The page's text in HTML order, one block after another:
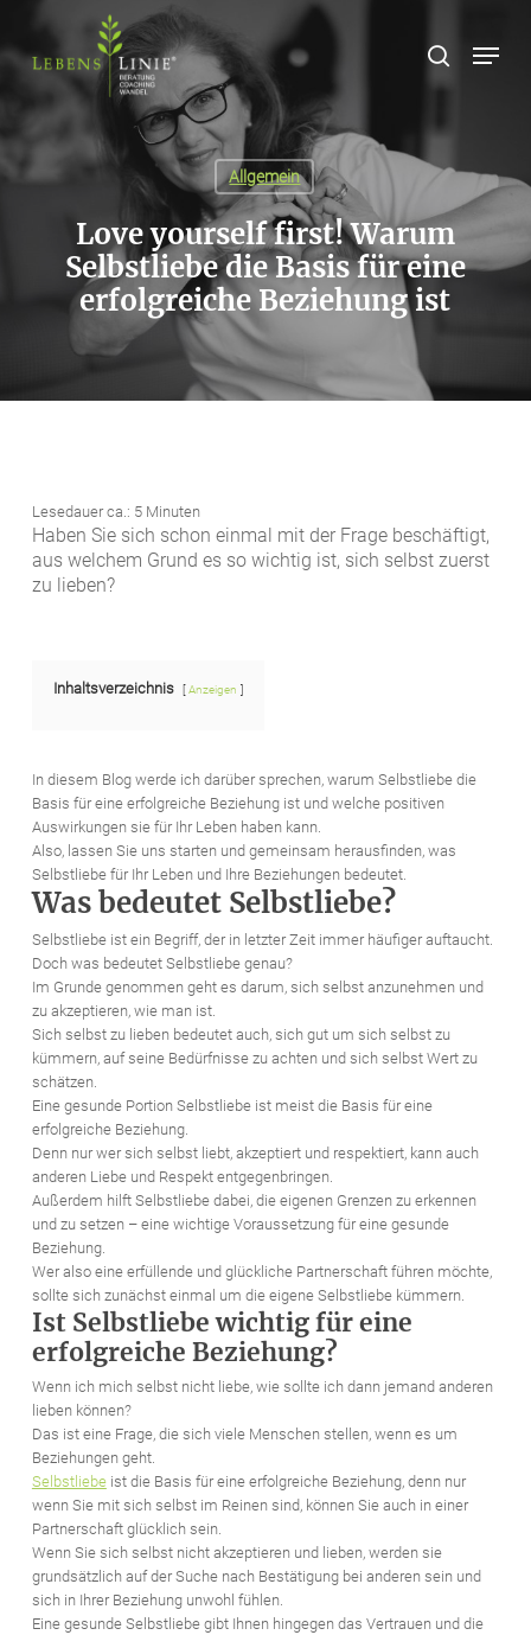
main
Menu
Allgemein
Love yourself first! Warum
Selbstliebe die Basis für eine
erfolgreiche Beziehung ist
Lesedauer ca.: 5 Minuten
Haben Sie sich schon einmal mit der Frage beschäftigt,
aus welchem Grund es so wichtig ist, sich selbst zuerst
zu lieben?
Inhaltsverzeichnis Anzeigen
In diesem Blog werde ich darüber sprechen, warum Selbstliebe die
Basis für eine erfolgreiche Beziehung ist und welche positiven
Auswirkungen sie für Ihr Leben haben kann.
Also, lassen Sie uns starten und gemeinsam herausfinden, was
Selbstliebe für Ihr Leben und Ihre Beziehungen bedeutet.
Was bedeutet Selbstliebe?
Selbstliebe ist ein Begriff, der in letzter Zeit immer häufiger auftaucht.
Doch was bedeutet Selbstliebe genau?
Im Grunde genommen geht es darum, sich selbst anzunehmen und
zu akzeptieren, wie man ist.
Sich selbst zu lieben bedeutet auch, sich gut um sich selbst zu
kümmern, auf seine Bedürfnisse zu achten und sich selbst Wert zu
schätzen.
Eine gesunde Portion Selbstliebe ist meist die Basis für eine
erfolgreiche Beziehung.
Denn nur wer sich selbst liebt, akzeptiert und respektiert, kann auch
anderen Liebe und Respekt entgegenbringen.
Außerdem hilft Selbstliebe dabei, die eigenen Grenzen zu erkennen
und zu setzen – eine wichtige Voraussetzung für eine gesunde
Beziehung.
Wer also eine erfüllende und glückliche Partnerschaft führen möchte,
sollte sich zunächst einmal um die eigene Selbstliebe kümmern.
Ist Selbstliebe wichtig für eine
erfolgreiche Beziehung?
Wenn ich mich selbst nicht liebe, wie sollte ich dann jemand anderen
lieben können?
Das ist eine Frage, die sich viele Menschen stellen, wenn es um
Beziehungen geht.
Selbstliebeist die Basis für eine erfolgreiche Beziehung, denn nur
wenn Sie mit sich selbst im Reinen sind, können Sie auch in einer
Partnerschaft glücklich sein.
Wenn Sie sich selbst nicht akzeptieren und lieben, werden sie
grundsätzlich auf der Suche nach Bestätigung bei anderen sein und
sich in Ihrer Beziehung unwohl fühlen.
Eine gesunde Selbstliebe gibt Ihnen hingegen das Vertrauen und die